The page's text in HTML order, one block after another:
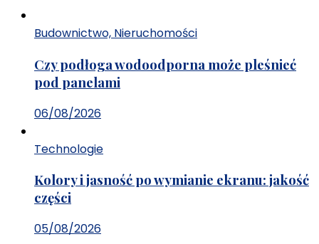
Budownictwo, Nieruchomości
Czy podłoga wodoodporna może pleśnieć
pod panelami
06/08/2026
Technologie
Kolory i jasność po wymianie ekranu: jakość
części
05/08/2026